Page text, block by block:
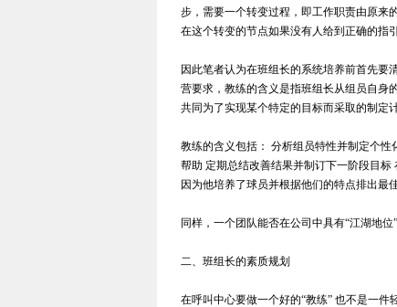
步，需要一个转变过程，即工作职责由原来
在这个转变的节点如果没有人给到正确的指
因此笔者认为在班组长的系统培养前首先要
营要求，教练的含义是指班组长从组员自身
共同为了实现某个特定的目标而采取的制定
教练的含义包括： 分析组员特性并制定个
帮助 定期总结改善结果并制订下一阶段目标
因为他培养了球员并根据他们的特点排出最
同样，一个团队能否在公司中具有“江湖地
二、班组长的素质规划
在呼叫中心要做一个好的“教练” 也不是一